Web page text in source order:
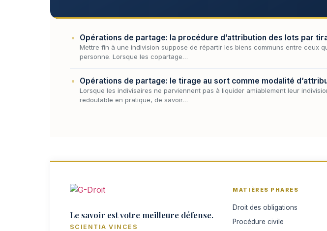
Opérations de partage: la procédure d’attribution des lots par
Mettre fin à une indivision suppose de répartir les biens communs entre ceux
personne. Lorsque les copartage…
Opérations de partage: le tirage au sort comme modalité
Lorsque les indivisaires ne parviennent pas à liquider amiablement leur
redoutable en pratique, de savoir…
Le savoir est votre meilleure défense.
SCIENTIA VINCES
MATIÈRES PHARES
Droit des obligations
Procédure civile